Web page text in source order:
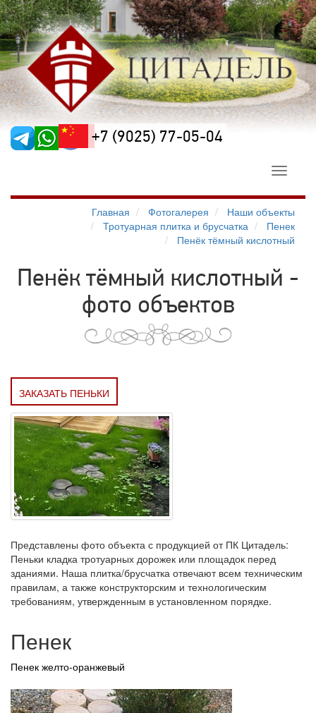
+7 (9025) 77-05-04
Toggle
Главная
Фотогалерея
Наши объекты
Тротуарная плитка и брусчатка
Пенек
Пенёк тёмный кислотный
Пенёк тёмный кислотный -
фото объектов
ЗАКАЗАТЬ ПЕНЬКИ
Представлены фото объекта с продукцией от ПК Цитадель:
Пеньки кладка тротуарных дорожек или площадок перед
зданиями. Наша плитка/брусчатка отвечают всем техническим
правилам, а также конструкторским и технологическим
требованиям, утвержденным в установленном порядке.
Пенек
Пенек желто-оранжевый